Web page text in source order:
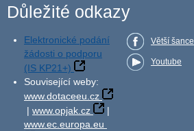
Důležité odkazy
Elektronické podání
žádosti o podporu
(IS KP21+)
Související weby:
www.dotaceeu.cz
| www.opjak.cz
|
www.ec.europa.eu
Větší šance
Youtube